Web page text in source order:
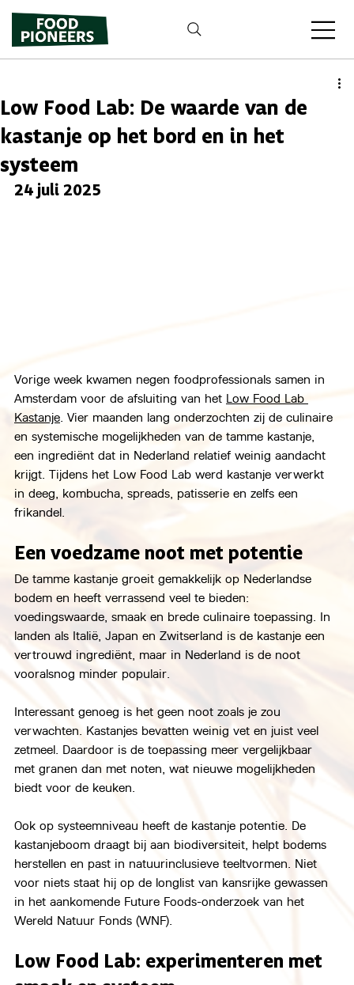
Low Food Lab: De waarde van de
kastanje op het bord en in het
systeem
24 juli 2025
Vorige week kwamen negen foodprofessionals samen in
Amsterdam voor de afsluiting van het Low Food Lab
Kastanje. Vier maanden lang onderzochten zij de culinaire
en systemische mogelijkheden van de tamme kastanje,
een ingrediënt dat in Nederland relatief weinig aandacht
krijgt. Tijdens het Low Food Lab werd kastanje verwerkt
in deeg, kombucha, spreads, patisserie en zelfs een
frikandel.
Een voedzame noot met potentie
De tamme kastanje groeit gemakkelijk op Nederlandse
bodem en heeft verrassend veel te bieden:
voedingswaarde, smaak en brede culinaire toepassing. In
landen als Italië, Japan en Zwitserland is de kastanje een
vertrouwd ingrediënt, maar in Nederland is de noot
vooralsnog minder populair.
Interessant genoeg is het geen noot zoals je zou
verwachten. Kastanjes bevatten weinig vet en juist veel
zetmeel. Daardoor is de toepassing meer vergelijkbaar
met granen dan met noten, wat nieuwe mogelijkheden
biedt voor de keuken.
Ook op systeemniveau heeft de kastanje potentie. De
kastanjeboom draagt bij aan biodiversiteit, helpt bodems
herstellen en past in natuurinclusieve teeltvormen. Niet
voor niets staat hij op de longlist van kansrijke gewassen
in het aankomende Future Foods-onderzoek van het
Wereld Natuur Fonds (WNF).
Low Food Lab: experimenteren met